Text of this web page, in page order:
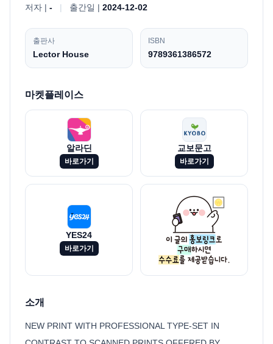
저자 | - | 출간일 | 2024-12-02
출판사
Lector House
ISBN
9789361386572
마켓플레이스
알라딘
바로가기
교보문고
바로가기
YES24
바로가기
소개
NEW PRINT WITH PROFESSIONAL TYPE-SET IN